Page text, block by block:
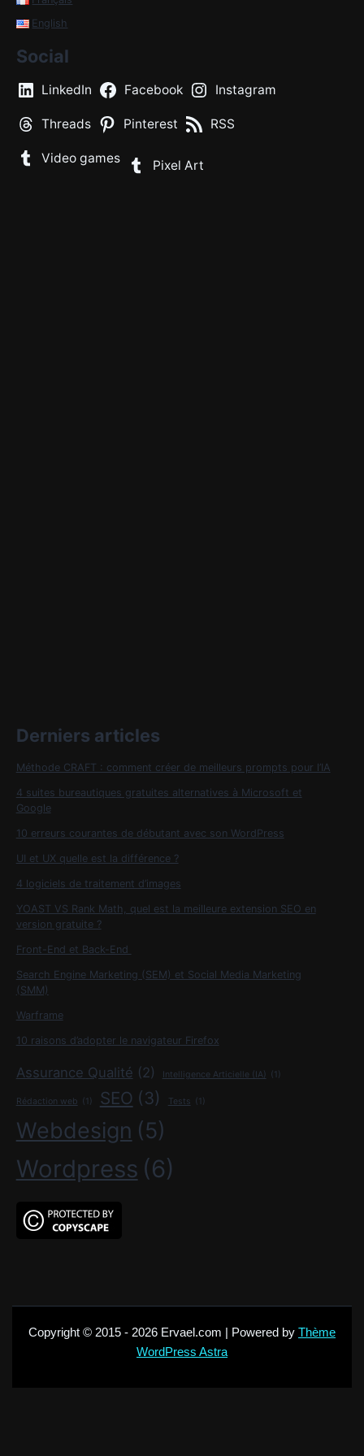
English
Social
LinkedIn Facebook Instagram
Threads Pinterest RSS
Video games Pixel Art
Derniers articles
Méthode CRAFT : comment créer de meilleurs prompts pour l’IA
4 suites bureautiques gratuites alternatives à Microsoft et
Google
10 erreurs courantes de débutant avec son WordPress
UI et UX quelle est la différence ?
4 logiciels de traitement d’images
YOAST VS Rank Math, quel est la meilleure extension SEO en
version gratuite ?
Front-End et Back-End
Search Engine Marketing (SEM) et Social Media Marketing
(SMM)
Warframe
10 raisons d’adopter le navigateur Firefox
Assurance Qualité (2) Intelligence Articielle (IA) (1)
Rédaction web (1) SEO (3) Tests (1)
Webdesign (5)
Wordpress (6)
Copyright © 2015 - 2026 Ervael.com | Powered by Thème
WordPress Astra